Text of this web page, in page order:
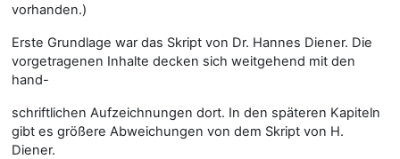
vorhanden.)
Erste Grundlage war das Skript von Dr. Hannes Diener. Die
vorgetragenen Inhalte decken sich weitgehend mit den
hand-
schriftlichen Aufzeichnungen dort. In den späteren Kapiteln
gibt es größere Abweichungen von dem Skript von H.
Diener.